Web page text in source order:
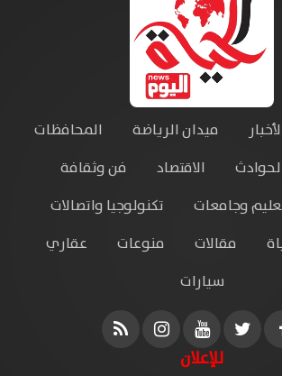
ميدان الرياضة
المحافظات
الاقتصاد
فن وثقافة
وجامعات
تكنولوجيا واتصالات
مقالات منوعات
عقاري
سيارات
للإعلان